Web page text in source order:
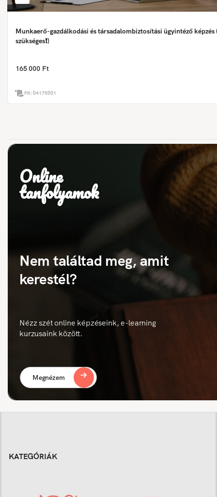
Munkaerő-gazdálkodási és társadalombiztosítási ügyintéző képzés
szükséges❗)
165 000 Ft
PK:04175001
Online
tanfolyamok
Nem találtad meg, amit
kerestél?
Nézz szét online képzéseink, e-learning
kurzusaink között.
Megnézem
KATEGÓRIÁK